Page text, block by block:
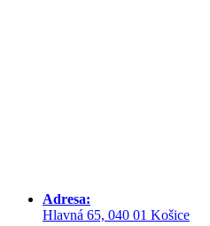
Adresa:
Hlavná 65, 040 01 Košice